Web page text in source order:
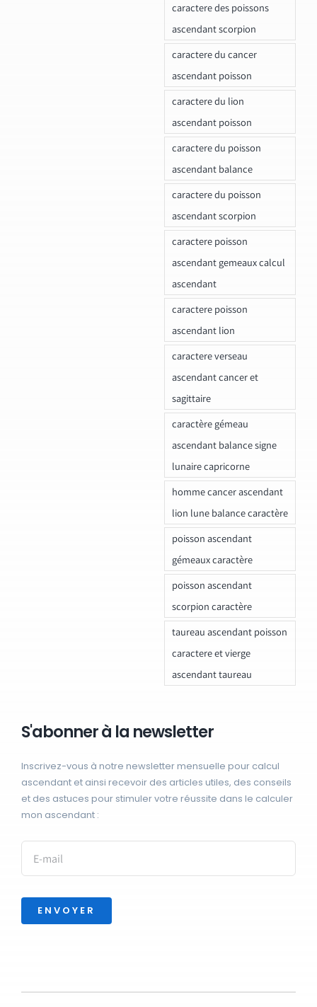
caractere des poissons
ascendant scorpion
caractere du cancer
ascendant poisson
caractere du lion
ascendant poisson
caractere du poisson
ascendant balance
caractere du poisson
ascendant scorpion
caractere poisson
ascendant gemeaux calcul
ascendant
caractere poisson
ascendant lion
caractere verseau
ascendant cancer et
sagittaire
caractère gémeau
ascendant balance signe
lunaire capricorne
homme cancer ascendant
lion lune balance caractère
poisson ascendant
gémeaux caractère
poisson ascendant
scorpion caractère
taureau ascendant poisson
caractere et vierge
ascendant taureau
S'abonner à la newsletter
Inscrivez-vous à notre newsletter mensuelle pour calcul
ascendant et ainsi recevoir des articles utiles, des conseils
et des astuces pour stimuler votre réussite dans le calculer
mon ascendant :
ENVOYER